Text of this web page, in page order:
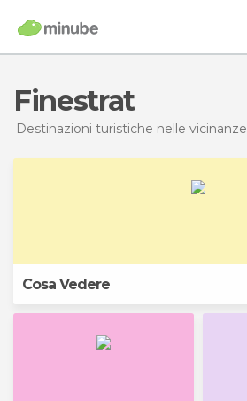
Finestrat
Destinazioni turistiche nelle vicinanze
Cosa Vedere